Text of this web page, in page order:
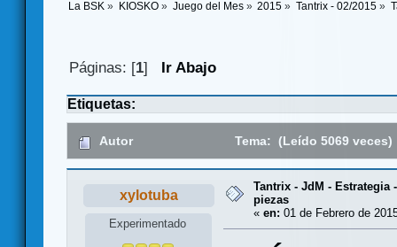
La BSK » KIOSKO» Juego del Mes» 2015 » Tantrix - 02/2015 »
Páginas: [1] Ir Abajo
Etiquetas:
Autor Tema: (Leído 5069 veces)
xylotuba
Experimentado
Tantrix - JdM - Estrategia
piezas
« en: 01 de Febrero de